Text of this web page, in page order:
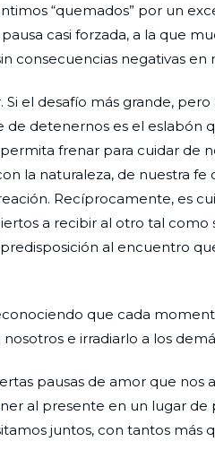
“quemados” por un
casi forzada, a la que
consecuencias negativas en
el desafío más grande,
detenernos es el eslabón
frenar para cuidar de
la naturaleza, de nuestra
Recíprocamente, es
a recibir al otro tal como
al encuentro
que cada
e irradiarlo a los
pausas de amor que nos
al presente en un lugar de
juntos, con tantos más